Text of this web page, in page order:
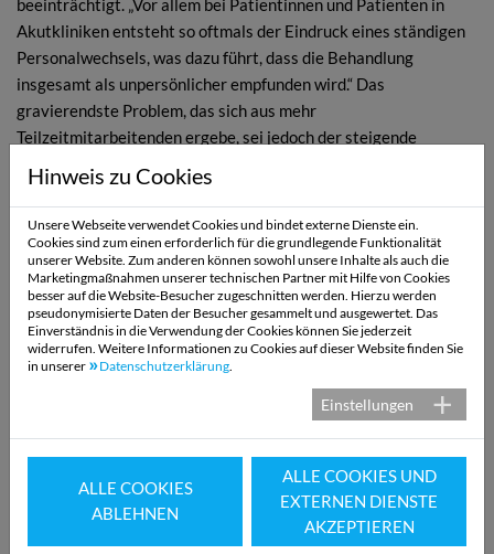
beeinträchtigt. „Vor allem bei Patientinnen und Patienten in
Akutkliniken entsteht so oftmals der Eindruck eines ständigen
Personalwechsels, was dazu führt, dass die Behandlung
insgesamt als unpersönlicher empfunden wird.“ Das
gravierendste Problem, das sich aus mehr
Teilzeitmitarbeitenden ergebe, sei jedoch der steigende
eine Herkulesaufgabe.“ Um all diese Herausforderungen zu
meistern, sei viel organisatorisches Geschick und
Fingerspitzengefühl gefragt.
Dr. Ann-Kristin Stenger: „Für Pflegekräfte könnte ein Wechsel
in den Rehabereich eine Alternative darstellen. Die Aufgaben
und die Arbeitsbelastung sind hier grundlegend anders.
Aufgrund der besseren Planbarkeit herrschen oftmals weniger
Zeitdruck und akuter Stress. Viele Mitarbeitende erleben es
zudem als befriedigend, Patientinnen und Patienten über einen
längeren Zeitraum von mindestens 3 Wochen zu begleiten und
ihren Genesungsprozess mitzuerleben.“
Hinweis zu Cookies
Unsere Webseite verwendet Cookies und bindet externe Dienste ein.
Cookies sind zum einen erforderlich für die grundlegende Funktionalität
unserer Website. Zum anderen können sowohl unsere Inhalte als auch die
Marketingmaßnahmen unserer technischen Partner mit Hilfe von Cookies
besser auf die Website-Besucher zugeschnitten werden. Hierzu werden
pseudonymisierte Daten der Besucher gesammelt und ausgewertet. Das
Einverständnis in die Verwendung der Cookies können Sie jederzeit
widerrufen. Weitere Informationen zu Cookies auf dieser Website finden Sie
in unserer
Datenschutzerklärung
Einstellungen
ALLE COOKIES
ABLEHNEN
ALLE COOKIES UND
EXTERNEN DIENSTE
AKZEPTIEREN